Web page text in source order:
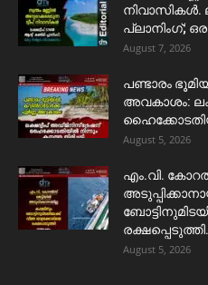
നിവാസികൾ.
പ്ലാനിംഗ്;
August 7, 2026
പണ്ടാരം
അവകാശം:
August 5, 2026
​എം.വി.
August 5, 2026